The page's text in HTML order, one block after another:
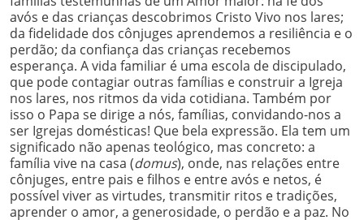
avós e das crianças descobrimos Cristo Vivo nos lares;
da fidelidade dos cônjuges aprendemos a resiliência e o
perdão; da confiança das crianças recebemos
esperança. A vida familiar é uma escola de discipulado,
que pode contagiar outras famílias e construir a Igreja
nos lares, nos ritmos da vida cotidiana. Também por
isso o Papa se dirige a nós, famílias, convidando-nos a
ser Igrejas domésticas! Que bela expressão. Ela tem um
significado não apenas teológico, mas concreto: a
família vive na casa (domus), onde, nas relações entre
cônjuges, entre pais e filhos e entre avós e netos, é
possível viver as virtudes, transmitir ritos e tradições,
aprender o amor, a generosidade, o perdão e a paz. No